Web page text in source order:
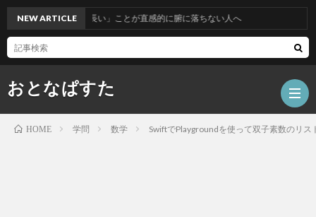
おとなぱすた
NEW ARTICLE
が直線よりも長い」ことが直感的に腑に落ちない人へ
HOME 学問 数学 SwiftでPlaygroundを使って双子素数のリス